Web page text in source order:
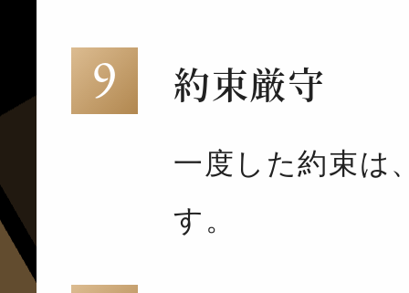
約束厳守
一度した約束は
す。